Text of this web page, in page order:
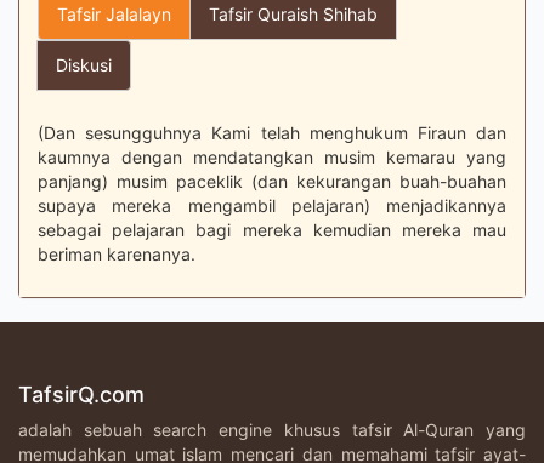
Tafsir Jalalayn Tafsir Quraish Shihab
Diskusi
(Dan sesungguhnya Kami telah menghukum Firaun dan
kaumnya dengan mendatangkan musim kemarau yang
panjang) musim paceklik (dan kekurangan buah-buahan
supaya mereka mengambil pelajaran) menjadikannya
sebagai pelajaran bagi mereka kemudian mereka mau
beriman karenanya.
TafsirQ.com
adalah sebuah search engine khusus tafsir Al-Quran yang
memudahkan umat islam mencari dan memahami tafsir ayat-